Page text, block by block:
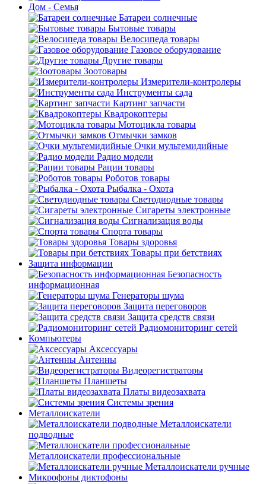
Дом - Семья
Батареи солнечные
Бытовые товары
Велосипеда товары
Газовое оборудование
Другие товары
Зоотовары
Измерители-контролеры
Инструменты сада
Картинг запчасти
Квадрокоптеры
Мотоцикла товары
Отмычки замков
Очки мультемидийные
Радио модели
Рации товары
Роботов товары
Рыбалка - Охота
Светодиодные товары
Сигареты электронные
Сигнализация воды
Спорта товары
Товары здоровья
Товары при бетствиях
Защита информации
Безопасность
информационная
Генераторы шума
Защита переговоров
Защита средств связи
Радиомониторинг сетей
Компьютеры
Аксессуары
Антенны
Видеорегистраторы
Планшеты
Платы видеозахвата
Системы зрения
Металлоискатели
Металлоискатели
подводные
Металлоискатели профессиональные
Металлоискатели ручные
Микрофоны диктофоны